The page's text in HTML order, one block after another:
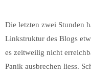
Die letzten zwei Stunden
Linkstruktur des Blogs
es zeitweilig nicht
Panik ausbrechen liess.